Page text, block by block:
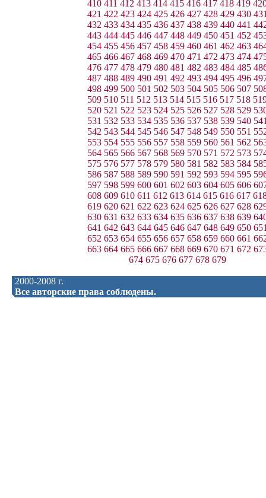
410 411 412 413 414 415 416 417 418 419
421 422 423 424 425 426 427 428 429 430
432 433 434 435 436 437 438 439 440 441
443 444 445 446 447 448 449 450 451 452
454 455 456 457 458 459 460 461 462 463
465 466 467 468 469 470 471 472 473 474
476 477 478 479 480 481 482 483 484 485
487 488 489 490 491 492 493 494 495 496
498 499 500 501 502 503 504 505 506 507
509 510 511 512 513 514 515 516 517 518
520 521 522 523 524 525 526 527 528 529
531 532 533 534 535 536 537 538 539 540
542 543 544 545 546 547 548 549 550 551
553 554 555 556 557 558 559 560 561 562
564 565 566 567 568 569 570 571 572 573
575 576 577 578 579 580 581 582 583 584
586 587 588 589 590 591 592 593 594 595
597 598 599 600 601 602 603 604 605 606
608 609 610 611 612 613 614 615 616 617
619 620 621 622 623 624 625 626 627 628
630 631 632 633 634 635 636 637 638 639
641 642 643 644 645 646 647 648 649 650
652 653 654 655 656 657 658 659 660 661
663 664 665 666 667 668 669 670 671 672
674 675 676 677 678 679
2000-2008 г.
Все авторские права соблюдены.